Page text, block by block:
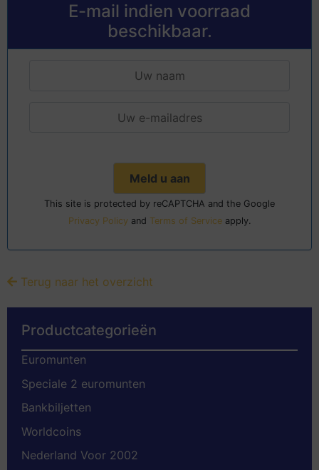
E-mail indien voorraad
beschikbaar.
This site is protected by reCAPTCHA and the Google
Privacy Policy and Terms of Service apply.
Terug naar het overzicht
Productcategorieën
Euromunten
Speciale 2 euromunten
Bankbiljetten
Worldcoins
Nederland Voor 2002